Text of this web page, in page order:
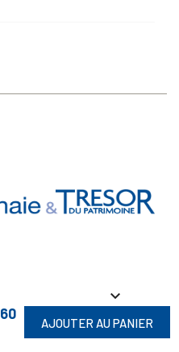
60
AJOUTER AU PANIER

